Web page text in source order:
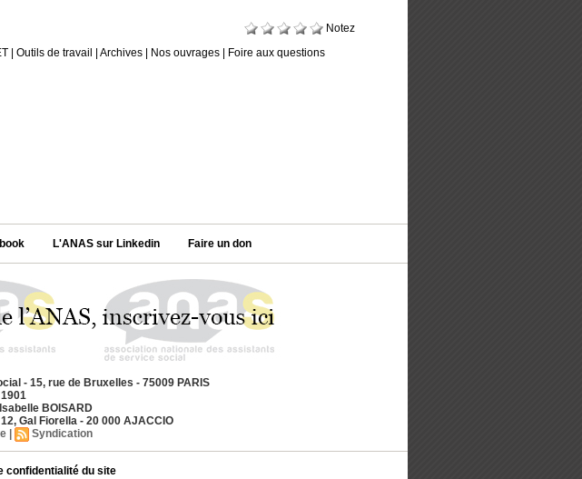
Notez
Outils de travail Archives Nos ouvrages Foire aux questions
L'ANAS sur Linkedin Faire un don
- 15, rue de Bruxelles - 75009 PARIS
BOISARD
Gal Fiorella - 20 000 AJACCIO
Syndication
confidentialité du site